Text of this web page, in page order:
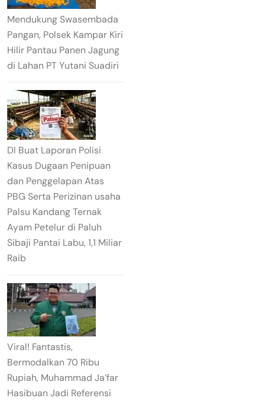
Mendukung Swasembada
Pangan, Polsek Kampar Kiri
Hilir Pantau Panen Jagung
di Lahan PT Yutani Suadiri
DI Buat Laporan Polisi
Kasus Dugaan Penipuan
dan Penggelapan Atas
PBG Serta Perizinan usaha
Palsu Kandang Ternak
Ayam Petelur di Paluh
Sibaji Pantai Labu, 1,1 Miliar
Raib
Viral! Fantastis,
Bermodalkan 70 Ribu
Rupiah, Muhammad Ja’far
Hasibuan Jadi Referensi